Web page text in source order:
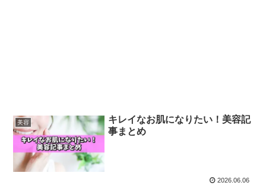
美容
キレイなお肌になりたい！美容記
事まとめ
2026.06.06